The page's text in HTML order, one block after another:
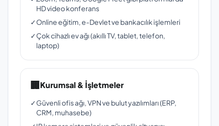
HD video konferans
✓Online eğitim, e-Devlet ve bankacılık işlemleri
✓Çok cihazlı ev ağı (akıllı TV, tablet, telefon,
laptop)
🏢Kurumsal & İşletmeler
✓Güvenli ofis ağı, VPN ve bulut yazılımları (ERP,
CRM, muhasebe)